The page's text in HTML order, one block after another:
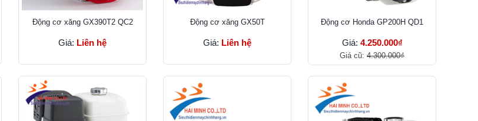
Ðộng cơ xăng GX390T2 QC2
Giá: Liên hệ
Ðộng cơ xăng GX50T
Giá: Liên hệ
Động cơ Honda GP200H QD1
Giá: 4.250.000₫
Giá cũ: 4.300.000₫